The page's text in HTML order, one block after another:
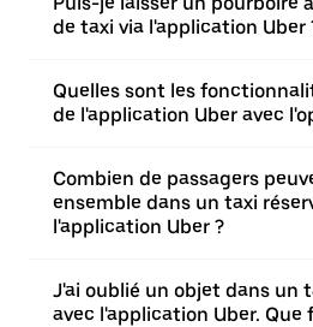
de taxi via l'application Uber
Quelles sont les
de l'application Uber avec
Combien de passagers
ensemble dans un taxi
l'application Uber ?
J'ai oublié un objet dans un
avec l'application Uber. Que